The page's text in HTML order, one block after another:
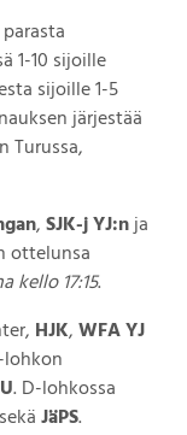
1-10 sijoille
sijoille 1-5
järjestää
Turussa,
,SJK-j YJ:nja
ottelunsa
kello 17:15.
HJK,WFA YJ
lohkon
. D-lohkossa
sekäJäPS.